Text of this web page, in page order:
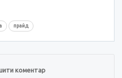
прайд
коментар